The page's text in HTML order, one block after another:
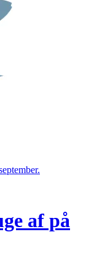
af på